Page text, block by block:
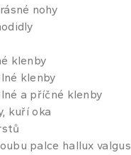
nohy
klenby
klenby
a příčné klenby
kuří oka
palce hallux valgus